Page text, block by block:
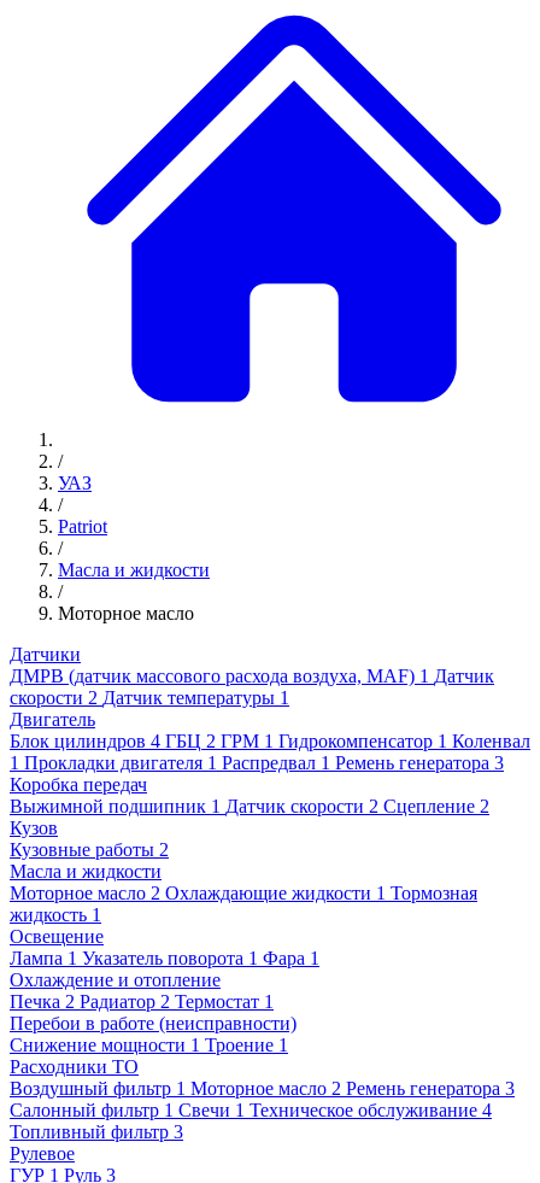
/
УАЗ
/
Patriot
/
Масла и жидкости
/
Моторное масло
Датчики
ДМРВ (датчик массового расхода воздуха, MAF) 1 Датчик
скорости 2 Датчик температуры 1
Двигатель
Блок цилиндров 4 ГБЦ 2 ГРМ 1 Гидрокомпенсатор 1 Коленвал
1 Прокладки двигателя 1 Распредвал 1 Ремень генератора 3
Коробка передач
Выжимной подшипник 1 Датчик скорости 2 Сцепление 2
Кузов
Кузовные работы 2
Масла и жидкости
Моторное масло 2 Охлаждающие жидкости 1 Тормозная
жидкость 1
Освещение
Лампа 1 Указатель поворота 1 Фара 1
Охлаждение и отопление
Печка 2 Радиатор 2 Термостат 1
Перебои в работе (неисправности)
Снижение мощности 1 Троение 1
Расходники ТО
Воздушный фильтр 1 Моторное масло 2 Ремень генератора 3
Салонный фильтр 1 Свечи 1 Техническое обслуживание 4
Топливный фильтр 3
Рулевое
ГУР 1 Руль 3